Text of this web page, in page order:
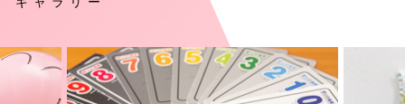
ギャラリー